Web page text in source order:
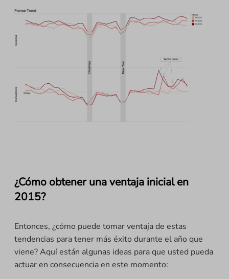
¿Cómo obtener una ventaja inicial en
2015?
Entonces, ¿cómo puede tomar ventaja de estas
tendencias para tener más éxito durante el año que
viene? Aquí están algunas ideas para que usted pueda
actuar en consecuencia en este momento: